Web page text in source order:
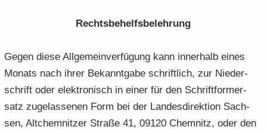
Rechts­be­helfs­be­leh­rung
Gegen diese All­ge­mein­ver­fü­gung kann in­ner­halb eines
Mo­nats nach ihrer Be­kannt­ga­be schrift­lich, zur Nie­der­
schrift oder elek­tro­nisch in einer für den Schrift­for­m­er­
satz zu­ge­las­se­nen Form bei der Lan­des­di­rek­ti­on Sach­
sen, Alt­chem­nit­zer Stra­ße 41, 09120 Chem­nitz, oder den